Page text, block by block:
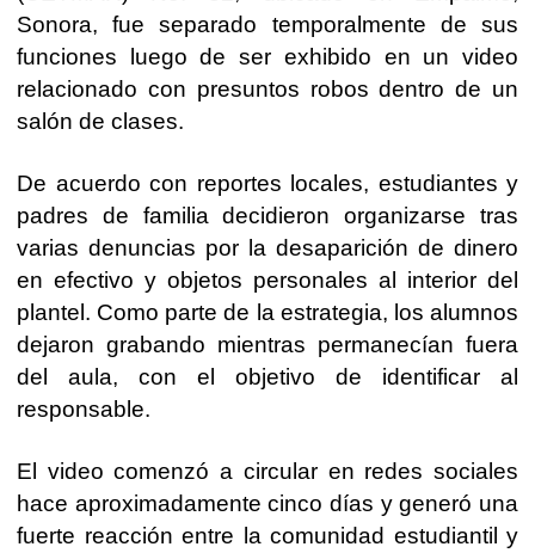
Sonora, fue separado temporalmente de sus
funciones luego de ser exhibido en un video
relacionado con presuntos robos dentro de un
salón de clases.
De acuerdo con reportes locales, estudiantes y
padres de familia decidieron organizarse tras
varias denuncias por la desaparición de dinero
en efectivo y objetos personales al interior del
plantel. Como parte de la estrategia, los alumnos
dejaron grabando mientras permanecían fuera
del aula, con el objetivo de identificar al
responsable.
El video comenzó a circular en redes sociales
hace aproximadamente cinco días y generó una
fuerte reacción entre la comunidad estudiantil y